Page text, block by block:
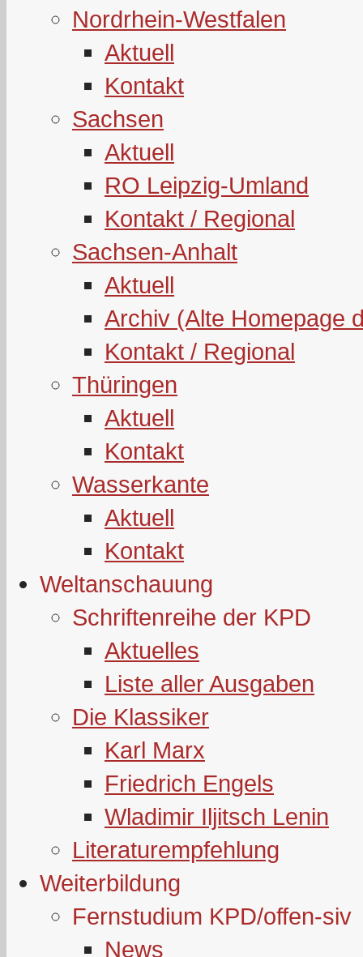
Nordrhein-Westfalen
Aktuell
Kontakt
Sachsen
Aktuell
RO Leipzig-Umland
Kontakt / Regional
Sachsen-Anhalt
Aktuell
Archiv (Alte Homepage
Kontakt / Regional
Thüringen
Aktuell
Kontakt
Wasserkante
Aktuell
Kontakt
Weltanschauung
Schriftenreihe der KPD
Aktuelles
Liste aller Ausgaben
Die Klassiker
Karl Marx
Friedrich Engels
Wladimir Iljitsch Lenin
Literaturempfehlung
Weiterbildung
Fernstudium KPD/offen-siv
News